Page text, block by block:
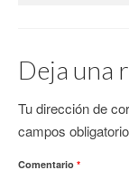
Deja una
Tu dirección de
campos
Comentario *